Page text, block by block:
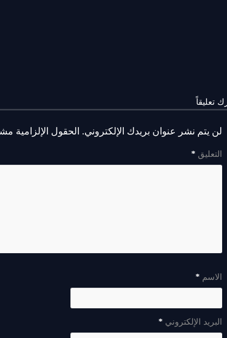
تعليقاً
لن يتم نشر عنوان بريدك الإلكتروني. الحقول الإلزامية
التعليق*
الاسم*
البريد الإلكتروني*